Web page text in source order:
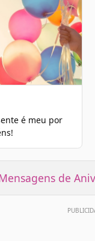
é meu por
de